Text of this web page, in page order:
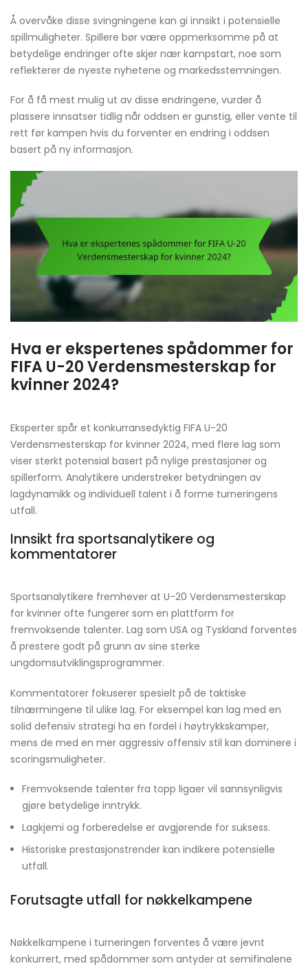
Å overvåke disse svingningene kan gi innsikt i potensielle
spillmuligheter. Spillere bør være oppmerksomme på at
betydelige endringer ofte skjer nær kampstart, noe som
reflekterer de nyeste nyhetene og markedsstemningen.
For å få mest mulig ut av disse endringene, vurder å
plassere innsatser tidlig når oddsen er gunstig, eller vente til
rett før kampen hvis du forventer en endring i oddsen
basert på ny informasjon.
Hva er ekspertenes spådommer for
FIFA U-20 Verdensmesterskap for
kvinner 2024?
Eksperter spår et konkurransedyktig FIFA U-20
Verdensmesterskap for kvinner 2024, med flere lag som
viser sterkt potensial basert på nylige prestasjoner og
spillerform. Analytikere understreker betydningen av
lagdynamikk og individuell talent i å forme turneringens
utfall.
Innsikt fra sportsanalytikere og
kommentatorer
Sportsanalytikere fremhever at U-20 Verdensmesterskap
for kvinner ofte fungerer som en plattform for
fremvoksende talenter. Lag som USA og Tyskland forventes
å prestere godt på grunn av sine sterke
ungdomsutviklingsprogrammer.
Kommentatorer fokuserer spesielt på de taktiske
tilnærmingene til ulike lag. For eksempel kan lag med en
solid defensiv strategi ha en fordel i høytrykkskamper,
mens de med en mer aggressiv offensiv stil kan dominere i
scoringsmuligheter.
Fremvoksende talenter fra topp ligaer vil sannsynligvis
gjøre betydelige inntrykk.
Lagkjemi og forberedelse er avgjørende for suksess.
Historiske prestasjonstrender kan indikere potensielle
utfall.
Forutsagte utfall for nøkkelkampene
Nøkkelkampene i turneringen forventes å være jevnt
konkurrert, med spådommer som antyder at semifinalene